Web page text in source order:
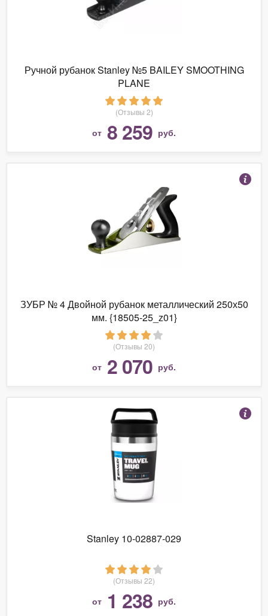
Ручной рубанок Stanley №5 BAILEY SMOOTHING
PLANE
(Отзывы 2)
от 8 259 руб.
ЗУБР № 4 Двойной рубанок металлический 250х50
мм. {18505-25_z01}
(Отзывы 20)
от 2 070 руб.
Stanley 10-02887-029
(Отзывы 22)
от 1 238 руб.